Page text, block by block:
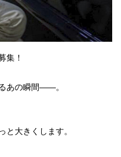
集！
あの瞬間――。
と大きくします。